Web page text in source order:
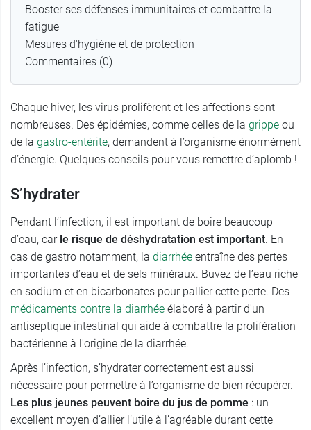
Booster ses défenses immunitaires et combattre la
fatigue
Mesures d'hygiène et de protection
Commentaires (0)
Chaque hiver, les virus prolifèrent et les affections sont
nombreuses. Des épidémies, comme celles de la grippe ou
de la gastro-entérite, demandent à l’organisme énormément
d’énergie. Quelques conseils pour vous remettre d’aplomb !
S’hydrater
Pendant l’infection, il est important de boire beaucoup
d’eau, car le risque de déshydratation est important. En
cas de gastro notamment, la diarrhée entraîne des pertes
importantes d’eau et de sels minéraux. Buvez de l’eau riche
en sodium et en bicarbonates pour pallier cette perte. Des
médicaments contre la diarrhée élaboré à partir d'un
antiseptique intestinal qui aide à combattre la prolifération
bactérienne à l'origine de la diarrhée.
Après l’infection, s’hydrater correctement est aussi
nécessaire pour permettre à l’organisme de bien récupérer.
Les plus jeunes peuvent boire du jus de pomme : un
excellent moyen d’allier l’utile à l’agréable durant cette